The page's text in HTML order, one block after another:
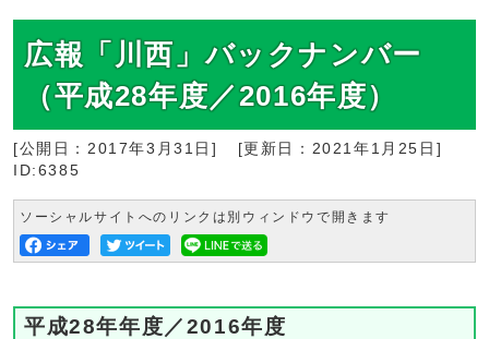
広報「川西」バックナンバー
（平成28年度／2016年度）
[公開日： 2017年3月31日 ] [更新日： 2021年1月25日 ]
ID:6385
ソーシャルサイトへのリンクは別ウィンドウで開きます
平成28年年度／2016年度